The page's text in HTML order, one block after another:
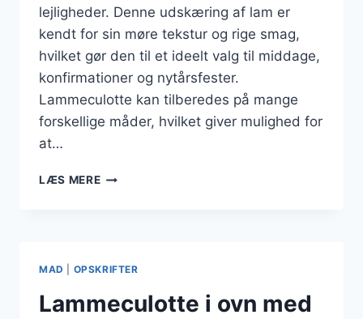
lejligheder. Denne udskæring af lam er
kendt for sin møre tekstur og rige smag,
hvilket gør den til et ideelt valg til middage,
konfirmationer og nytårsfester.
Lammeculotte kan tilberedes på mange
forskellige måder, hvilket giver mulighed for
at…
LÆS MERELAMMECULOTTE
MAD OPSKRIFTER
Lammeculotte i ovn med